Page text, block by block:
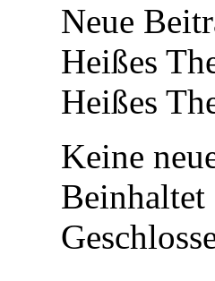
Neue
Heißes
Heißes
Keine